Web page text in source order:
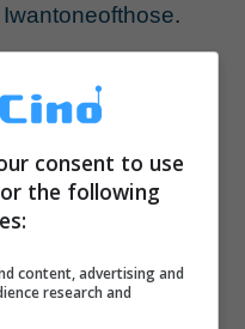
.
consent to use
the following
content, advertising and
research and